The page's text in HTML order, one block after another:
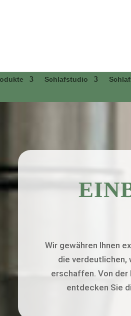
Schlafstudio
Wir gewähren Ihnen
die verdeutlichen,
erschaffen. Von der
entdecken Sie